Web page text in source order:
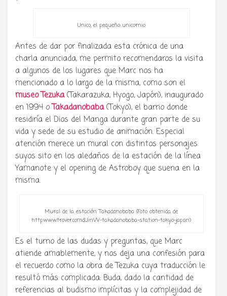
Unico, el pequeño unicornio
Antes de dar por finalizada esta crónica de una
charla anunciada, me permito recomendaros la visita
a algunos de los lugares que Marc nos ha
mencionado a lo largo de la misma, como son el
museo Tezuka (Takarazuka, Hyogo, Japón), inaugurado
en 1994 oTakadanobaba (Tokyo), el barrio donde
residiría el Dios del Manga durante gran parte de su
vida y sede de su estudio de animación. Especial
atención merece un mural con distintos personajes
suyos sito en los aledaños de la estación de la línea
Yamanote y el opening de Astroboy que suena en la
misma.
Mural de la estación Takadanobaba (Foto obtenida de
httpwww.trover.comdUinW-takadanobaba-station-tokyo-japan)
Es el turno de las dudas y preguntas, que Marc
atiende amablemente, y nos deja una confesión para
el recuerdo como la obra de Tezuka cuya traducción le
resultó más complicada: Buda, dado la cantidad de
referencias al budismo implícitas y la complejidad de